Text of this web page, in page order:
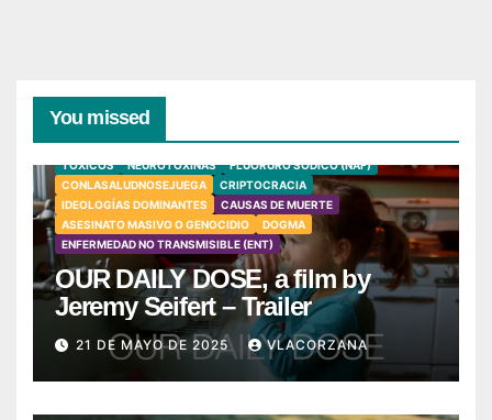
You missed
TÓXICOS NEUROTOXINAS
FLUORURO SÓDICO (NAF)
CONLASALUDNOSEJUEGA
CRIPTOCRACIA
IDEOLOGÍAS DOMINANTES
CAUSAS DE MUERTE
ASESINATO MASIVO O GENOCIDIO
DOGMA
ENFERMEDAD NO TRANSMISIBLE (ENT)
OUR DAILY DOSE, a film by
Jeremy Seifert – Trailer
21 DE MAYO DE 2025 VLACORZANA